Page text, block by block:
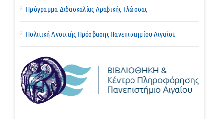
Πρόγραμμα Διδασκαλίας Αραβικής Γλώσσας
Πολιτική Ανοιχτής Πρόσβασης Πανεπιστημίου Αιγαίου